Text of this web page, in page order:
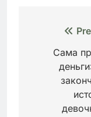
записям
Сама